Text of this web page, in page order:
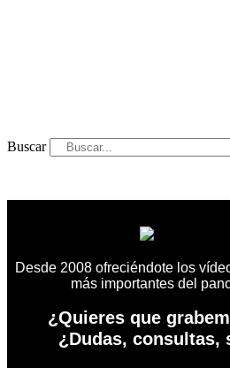
Buscar
Desde 2008 ofreciéndote los
más importantes del
¿Quieres que
¿Dudas, consultas,